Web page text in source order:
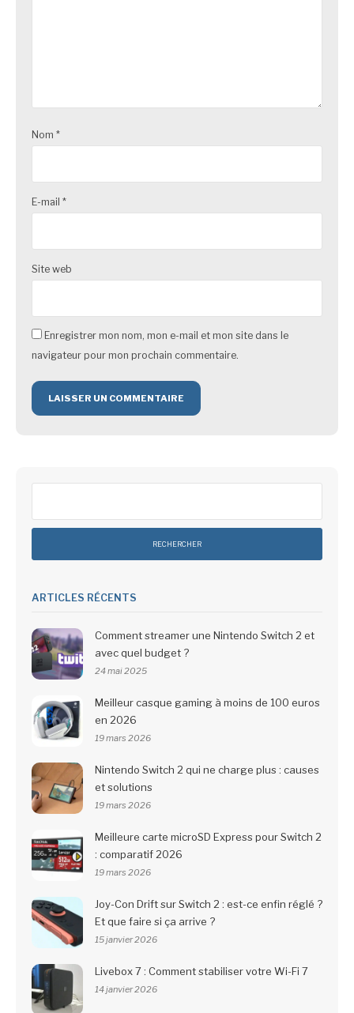
Nom *
E-mail *
Site web
Enregistrer mon nom, mon e-mail et mon site dans le
navigateur pour mon prochain commentaire.
ARTICLES RÉCENTS
Comment streamer une Nintendo Switch 2 et
avec quel budget ?
24 mai 2025
Meilleur casque gaming à moins de 100 euros
en 2026
19 mars 2026
Nintendo Switch 2 qui ne charge plus : causes
et solutions
19 mars 2026
Meilleure carte microSD Express pour Switch 2
: comparatif 2026
19 mars 2026
Joy-Con Drift sur Switch 2 : est-ce enfin réglé ?
Et que faire si ça arrive ?
15 janvier 2026
Livebox 7 : Comment stabiliser votre Wi-Fi 7
14 janvier 2026